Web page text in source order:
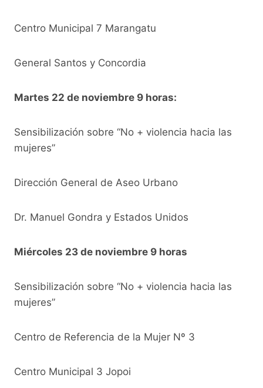
Centro Municipal 7 Marangatu
General Santos y Concordia
Martes 22 de noviembre 9 horas:
Sensibilización sobre “No + violencia hacia las
mujeres”
Dirección General de Aseo Urbano
Dr. Manuel Gondra y Estados Unidos
Miércoles 23 de noviembre 9 horas
Sensibilización sobre “No + violencia hacia las
mujeres”
Centro de Referencia de la Mujer Nº 3
Centro Municipal 3 Jopoi